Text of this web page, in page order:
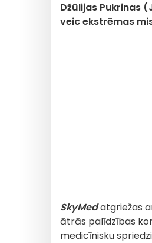
Džūlijas Pukrinas
veic ekstrēmas
SkyMedatgriežas
ātrās palīdzības
medicīnisku